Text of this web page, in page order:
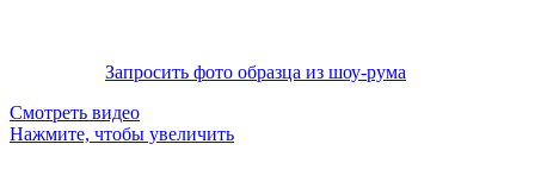
Запросить фото образца из шоу-рума
Смотреть видео
Нажмите, чтобы увеличить